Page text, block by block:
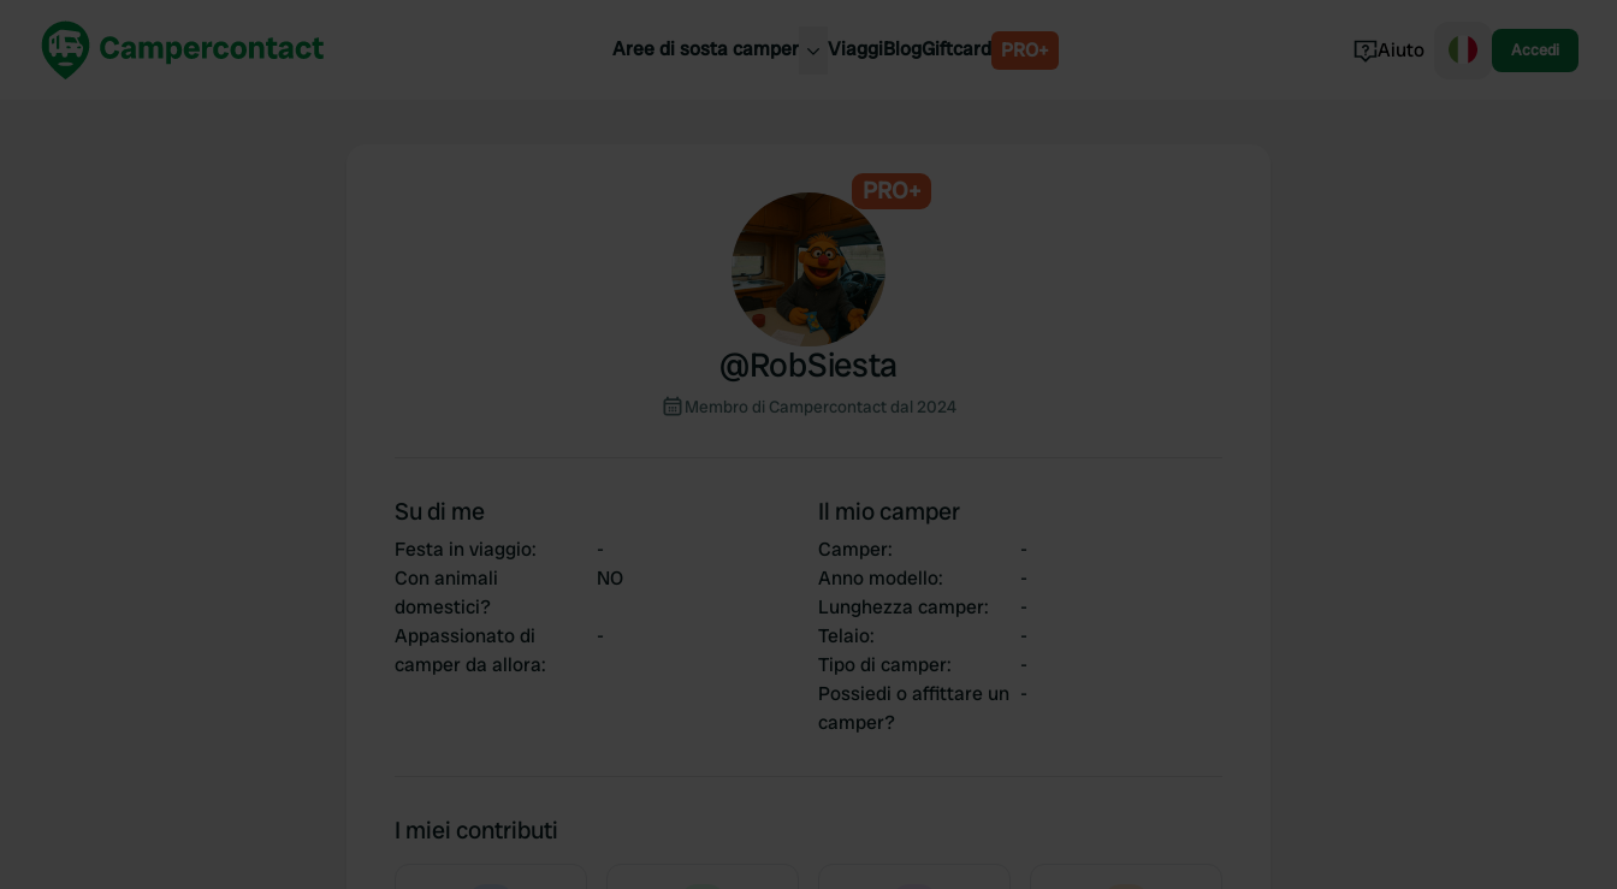
Aree di sosta camper ViaggiBlogGiftcard PRO+ Aiuto Accedi
PRO+
@RobSiesta
Membro di Campercontact dal 2024
Su di me
Festa in viaggio:
-
Con animali
domestici?
NO
Appassionato di
camper da allora:
-
Il mio camper
Camper:
-
Anno modello:
-
Lunghezza camper:
-
Telaio:
-
Tipo di camper:
-
Possiedi o affittare un
camper?
-
I miei contributi